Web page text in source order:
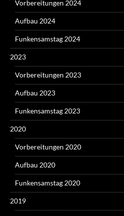
Vorbereitungen 2024
Aufbau 2024
Funkensamstag 2024
2023
Vorbereitungen 2023
Aufbau 2023
Funkensamstag 2023
2020
Vorbereitungen 2020
Aufbau 2020
Funkensamstag 2020
2019